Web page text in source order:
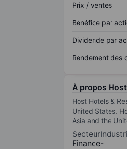
Prix / ventes
Bénéfice par
Dividende par
Rendement des
À propos
Host Hotels &
United States.
Asia and the
Secteur
Finance-